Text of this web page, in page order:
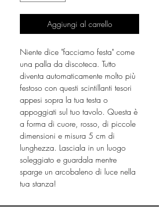
Aggiungi al carrello
Niente dice "facciamo festa" come
una palla da discoteca. Tutto
diventa automaticamente molto più
festoso con questi scintillanti tesori
appesi sopra la tua testa o
appoggiati sul tuo tavolo. Questa è
a forma di cuore, rosso, di piccole
dimensioni e misura 5 cm di
lunghezza. Lasciala in un luogo
soleggiato e guardala mentre
sparge un arcobaleno di luce nella
tua stanza!